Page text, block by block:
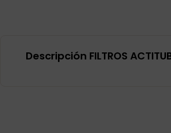
Descripción FILTROS